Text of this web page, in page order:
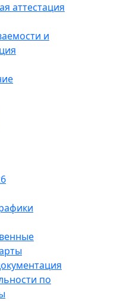
аттестация
и
по